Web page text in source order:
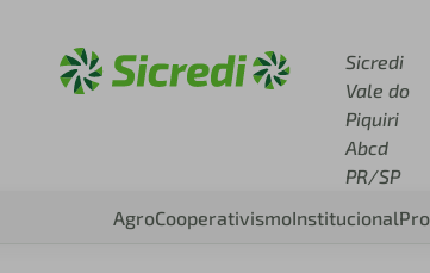
Sicredi
Vale do
Piquiri
Abcd
PR/SP
AgroCooperativismoInstitucional